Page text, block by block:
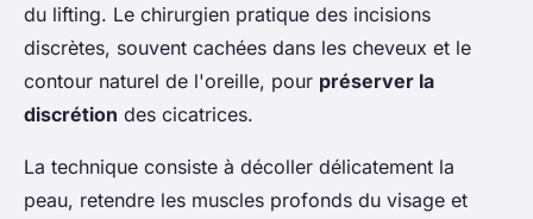
du lifting. Le chirurgien pratique des incisions
discrètes, souvent cachées dans les cheveux et le
contour naturel de l'oreille, pour préserver la
discrétion des cicatrices.
La technique consiste à décoller délicatement la
peau, retendre les muscles profonds du visage et